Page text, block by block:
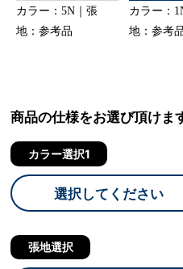
カラー：5N｜張
地：参考品
カラー：
地：参考
商品の仕様をお選び頂けま
カラー選択1
選択してください
張地選択